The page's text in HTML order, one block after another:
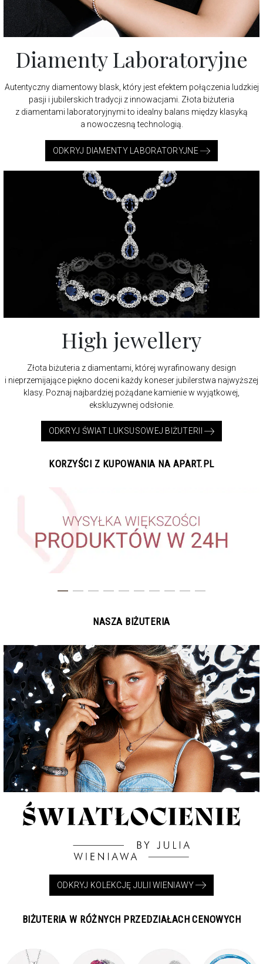
Diamenty Laboratoryjne
Autentyczny diamentowy blask, który jest efektem połączenia ludzkiej
pasji i jubilerskich tradycji z innowacjami. Złota biżuteria
z diamentami laboratoryjnymi to idealny balans między klasyką
a nowoczesną technologią.
ODKRYJ DIAMENTY LABORATORYJNE
High jewellery
Złota biżuteria z diamentami, której wyrafinowany design
i nieprzemijające piękno doceni każdy koneser jubilerstwa najwyższej
klasy. Poznaj najbardziej pożądane kamienie w wyjątkowej,
ekskluzywnej odsłonie.
ODKRYJ ŚWIAT LUKSUSOWEJ BIŻUTERII
KORZYŚCI Z KUPOWANIA NA APART.PL
NASZA BIŻUTERIA
ODKRYJ KOLEKCJĘ JULII WIENIAWY
BIŻUTERIA W RÓŻNYCH PRZEDZIAŁACH CENOWYCH